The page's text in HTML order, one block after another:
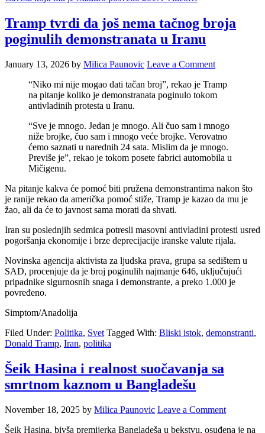
Tramp tvrdi da još nema tačnog broja
poginulih demonstranata u Iranu
January 13, 2026 by Milica Paunovic Leave a Comment
“Niko mi nije mogao dati tačan broj”, rekao je Tramp
na pitanje koliko je demonstranata poginulo tokom
antivladinih protesta u Iranu.
“Sve je mnogo. Jedan je mnogo. Ali čuo sam i mnogo
niže brojke, čuo sam i mnogo veće brojke. Verovatno
ćemo saznati u narednih 24 sata. Mislim da je mnogo.
Previše je”, rekao je tokom posete fabrici automobila u
Mičigenu.
Na pitanje kakva će pomoć biti pružena demonstrantima nakon što
je ranije rekao da američka pomoć stiže, Tramp je kazao da mu je
žao, ali da će to javnost sama morati da shvati.
Iran su poslednjih sedmica potresli masovni antivladini protesti usred
pogoršanja ekonomije i brze deprecijacije iranske valute rijala.
Novinska agencija aktivista za ljudska prava, grupa sa sedištem u
SAD, procenjuje da je broj poginulih najmanje 646, uključujući
pripadnike sigurnosnih snaga i demonstrante, a preko 1.000 je
povređeno.
Simptom/Anadolija
Filed Under: Politika, Svet Tagged With: Bliski istok, demonstranti,
Donald Tramp, Iran, politika
Šeik Hasina i realnost suočavanja sa
smrtnom kaznom u Bangladešu
November 18, 2025 by Milica Paunovic Leave a Comment
Šeik Hasina, bivša premijerka Bangladeša u bekstvu, osuđena je na